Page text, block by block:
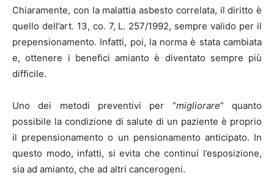
Chiaramente, con la malattia asbesto correlata, il diritto è
quello dell’art. 13, co. 7, L. 257/1992, sempre valido per il
prepensionamento. Infatti, poi, la norma è stata cambiata
e, ottenere i benefici amianto è diventato sempre più
difficile.
Uno dei metodi preventivi per “migliorare” quanto
possibile la condizione di salute di un paziente è proprio
il prepensionamento o un pensionamento anticipato. In
questo modo, infatti, si evita che continui l’esposizione,
sia ad amianto, che ad altri cancerogeni.